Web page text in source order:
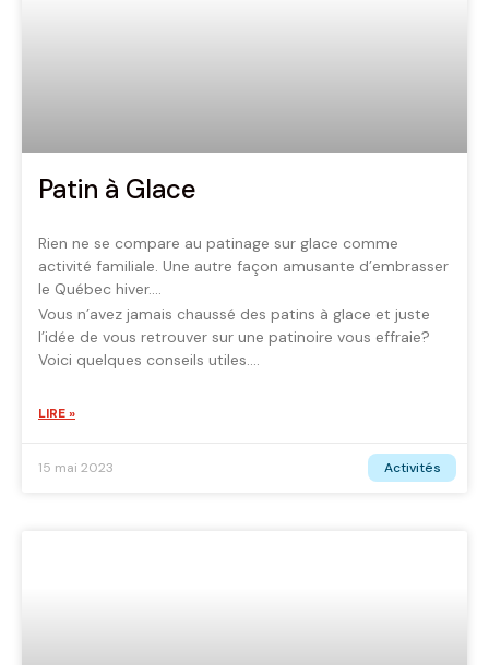
Activités
Patin à Glace
Rien ne se compare au patinage sur glace comme
activité familiale. Une autre façon amusante d’embrasser
le Québec hiver.
Vous n’avez jamais chaussé des patins à glace et juste
l’idée de vous retrouver sur une patinoire vous effraie?
Voici quelques conseils utiles.
LIRE »
15 mai 2023